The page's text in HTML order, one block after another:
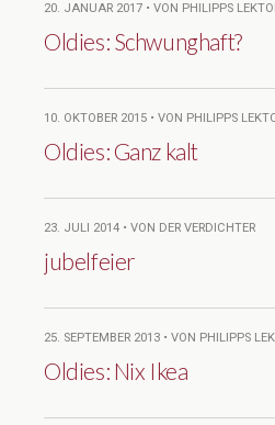
20. JANUAR 2017 • VON PHILIPPS
Oldies: Schwunghaft?
10. OKTOBER 2015 • VON PHILIPPS
Oldies: Ganz kalt
23. JULI 2014 • VON DER VERDICHTER
jubelfeier
25. SEPTEMBER 2013 • VON PHILIPPS
Oldies: Nix Ikea